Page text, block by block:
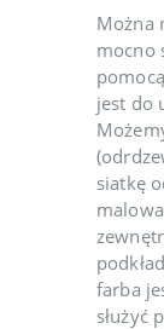
Można
mocno
jest do
siatkę
farba
służyć